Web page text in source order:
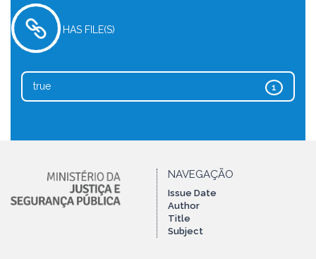
HAS FILE(S)
1
true
NAVEGAÇÃO
Issue Date
Author
Title
Subject